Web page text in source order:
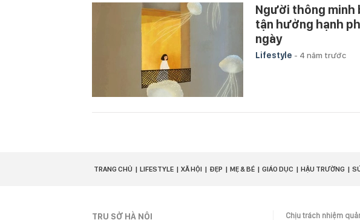
Người thông minh
tận hưởng hạnh
ngày
Lifestyle - 4 năm trước
TRANG CHỦ LIFESTYLE XÃ HỘI ĐẸP MẸ & BÉ GIÁO DỤC HẬU TRƯỜNG
TRỤ SỞ HÀ NỘI Chịu trách nhiệm